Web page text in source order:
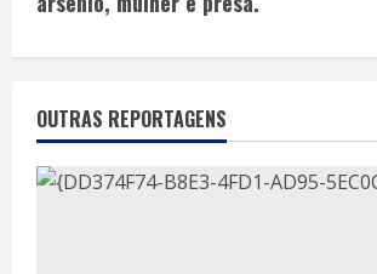
OUTRAS REPORTAGENS